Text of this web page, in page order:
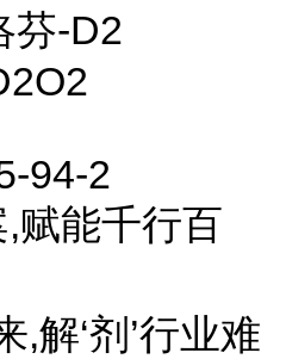
芬-D2
94-2
赋能千行百
,解‘剂’行业难